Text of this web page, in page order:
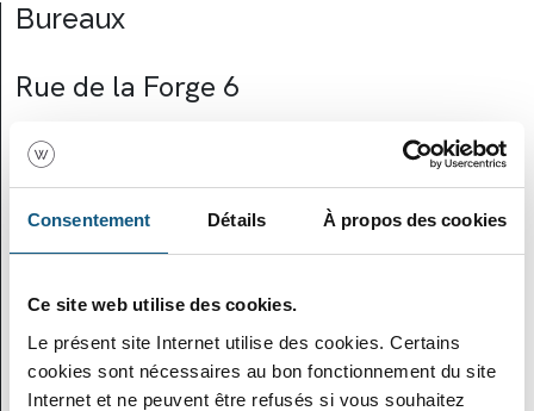
Consentement Détails À propos des cookies
Ce site web utilise des cookies.
Le présent site Internet utilise des cookies. Certains
cookies sont nécessaires au bon fonctionnement du site
Internet et ne peuvent être refusés si vous souhaitez
Bureaux
Rue de la Forge 6
1470 Bousval
Email
info@we-june.com
LinkedIn